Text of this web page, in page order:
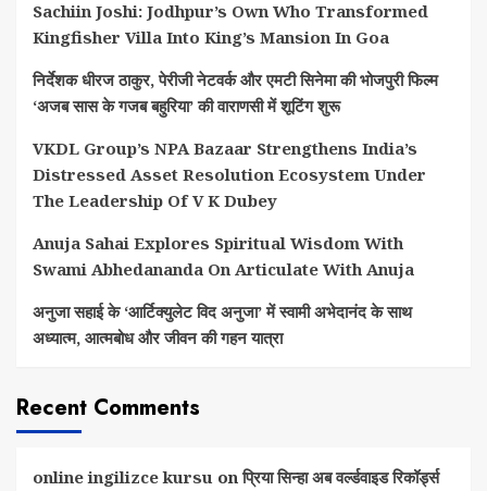
Sachiin Joshi: Jodhpur’s Own Who Transformed
Kingfisher Villa Into King’s Mansion In Goa
निर्देशक धीरज ठाकुर, पेरीजी नेटवर्क और एमटी सिनेमा की भोजपुरी फिल्म
‘अजब सास के गजब बहुरिया’ की वाराणसी में शूटिंग शुरू
VKDL Group’s NPA Bazaar Strengthens India’s
Distressed Asset Resolution Ecosystem Under
The Leadership Of V K Dubey
Anuja Sahai Explores Spiritual Wisdom With
Swami Abhedananda On Articulate With Anuja
अनुजा सहाई के ‘आर्टिक्युलेट विद अनुजा’ में स्वामी अभेदानंद के साथ
अध्यात्म, आत्मबोध और जीवन की गहन यात्रा
Recent Comments
online ingilizce kursu onप्रिया सिन्हा अब वर्ल्डवाइड रिकॉर्ड्स